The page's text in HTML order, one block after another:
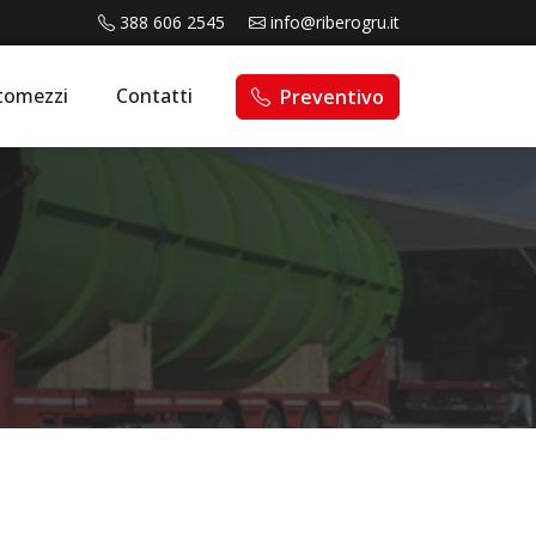
388 606 2545 info@riberogru.it
Contatti Preventivo